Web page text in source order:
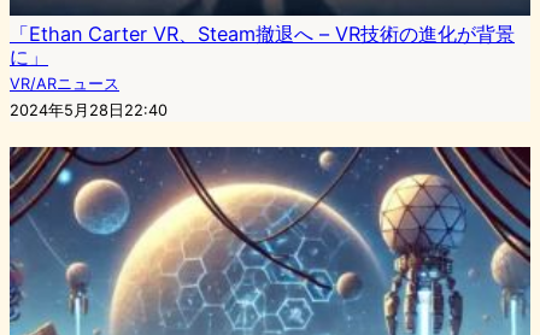
「Ethan Carter VR、Steam撤退へ – VR技術の進化が背景
に」
VR/ARニュース
2024年5月28日22:40